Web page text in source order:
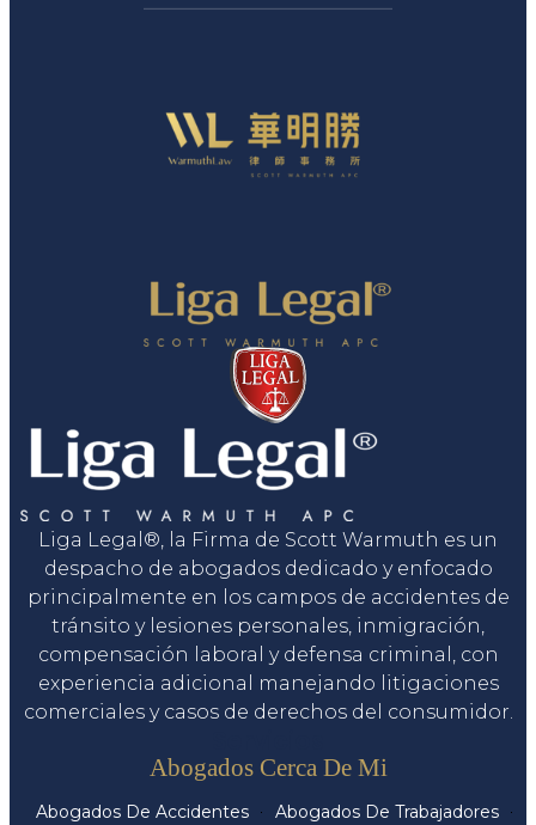
Liga Legal®, la Firma de Scott Warmuth es un
despacho de abogados dedicado y enfocado
principalmente en los campos de accidentes de
tránsito y lesiones personales, inmigración,
compensación laboral y defensa criminal, con
experiencia adicional manejando litigaciones
comerciales y casos de derechos del consumidor.
Abogados Cerca De Mi
Abogados De Accidentes Abogados De Trabajadores